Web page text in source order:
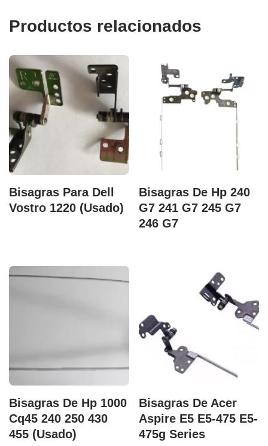
Productos relacionados
Bisagras Para Dell
Vostro 1220 (Usado)
Bisagras De Hp 240
G7 241 G7 245 G7
246 G7
Bisagras De Hp 1000
Cq45 240 250 430
455 (Usado)
Bisagras De Acer
Aspire E5 E5-475 E5-
475g Series